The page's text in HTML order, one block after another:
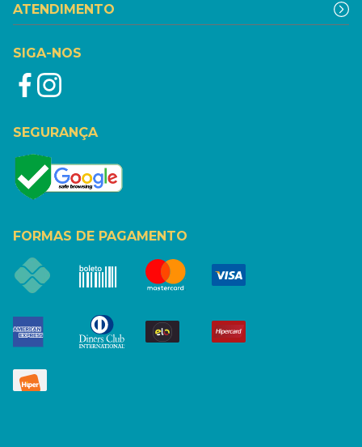
ATENDIMENTO
SIGA-NOS
SEGURANÇA
FORMAS DE PAGAMENTO